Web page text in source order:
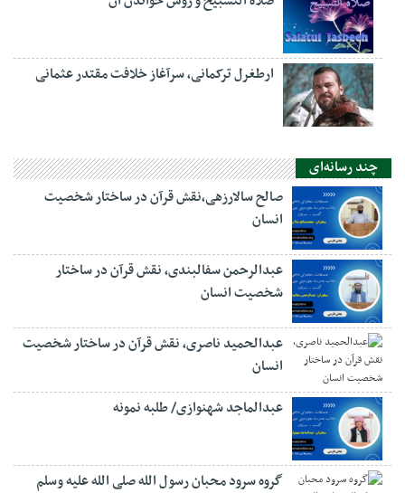
ارطغرل ترکمانی، سرآغاز خلافت مقتدر عثمانی
چند رسانه‌ای
صالح سالارزهی،‌نقش قرآن در ساختار شخصیت
انسان
عبدالرحمن سفالبندی، نقش قرآن در ساختار
شخصیت انسان
عبدالحمید ناصری، نقش قرآن در ساختار شخصیت
انسان
عبدالماجد شهنوازی/ طلبه نمونه
گروه سرود محبان رسول الله صلی الله علیه وسلم